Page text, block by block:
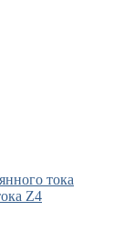
тока
Z4